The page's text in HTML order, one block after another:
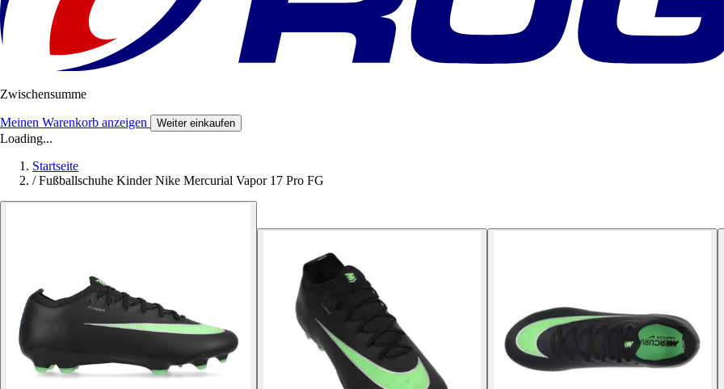
Zwischensumme
Meinen Warenkorb anzeigen Weiter einkaufen
Loading...
Startseite
/ Fußballschuhe Kinder Nike Mercurial Vapor 17 Pro FG